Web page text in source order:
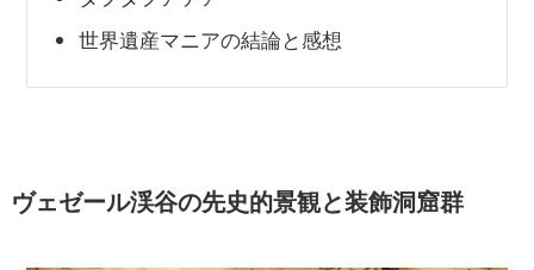
世界遺産マニアの結論と感想
ヴェゼール渓谷の先史的景観と装飾洞窟群